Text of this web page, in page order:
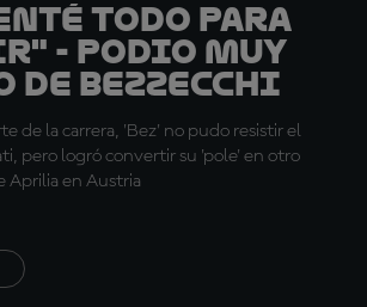
todo para
- Podio muy
de Bezzecchi
de la carrera, 'Bez' no pudo resistir el
pero logró convertir su 'pole' en otro
Aprilia en Austria